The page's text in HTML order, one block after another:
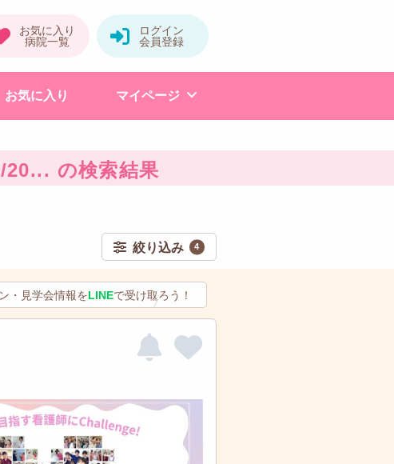
お気に入り マイページ
の検索結果
絞り込み 4
・見学会情報をLINEで受け取ろう！